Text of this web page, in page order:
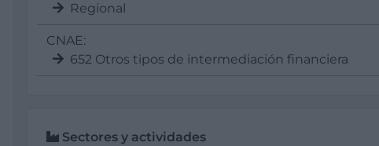
Regional
CNAE:
652 Otros tipos de intermediación financiera
Sectores y actividades